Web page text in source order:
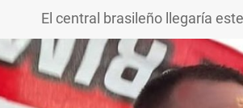
El central brasileño llegaría